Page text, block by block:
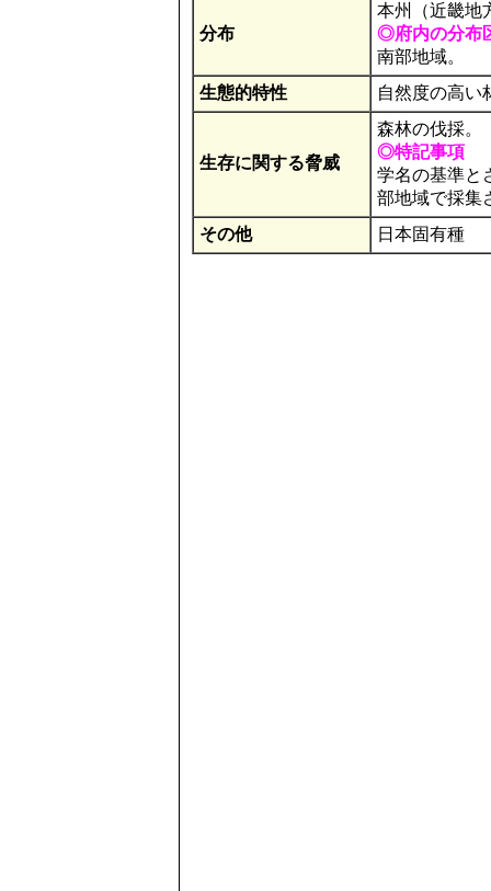
分布
本州（近畿地
◎府内の分布
南部地域。
生態的特性
自然度の高い
生存に関する脅威
森林の伐採。
◎特記事項
学名の基準と
部地域で採集
その他
日本固有種